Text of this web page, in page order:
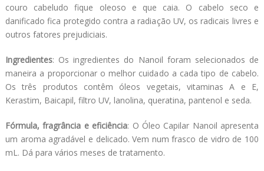
couro cabeludo fique oleoso e que caia. O cabelo seco e
danificado fica protegido contra a radiação UV, os radicais livres e
outros fatores prejudiciais.
Ingredientes: Os ingredientes do Nanoil foram selecionados de
maneira a proporcionar o melhor cuidado a cada tipo de cabelo.
Os três produtos contêm óleos vegetais, vitaminas A e E,
Kerastim, Baicapil, filtro UV, lanolina, queratina, pantenol e seda.
Fórmula, fragrância e eficiência: O Óleo Capilar Nanoil apresenta
um aroma agradável e delicado. Vem num frasco de vidro de 100
mL. Dá para vários meses de tratamento.